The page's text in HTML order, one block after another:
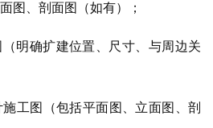
图、剖面图（如有）；
明确扩建位置、尺寸、与周边关
工图（包括平面图、立面图、剖